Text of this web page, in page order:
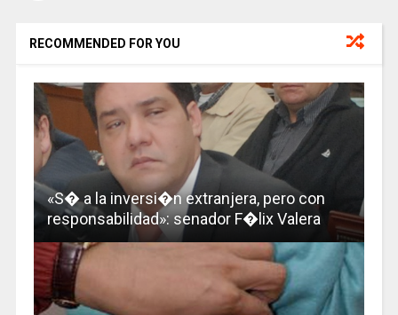
RECOMMENDED FOR YOU
«S� a la inversi�n extranjera, pero con
responsabilidad»: senador F�lix Valera